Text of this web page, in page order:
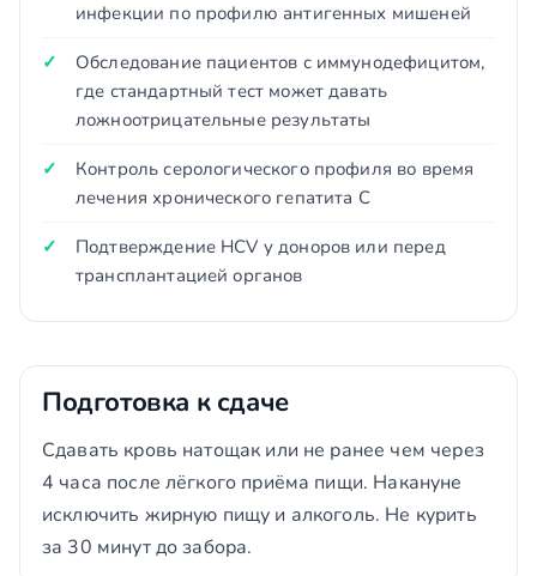
инфекции по профилю антигенных мишеней
Обследование пациентов с иммунодефицитом,
где стандартный тест может давать
ложноотрицательные результаты
Контроль серологического профиля во время
лечения хронического гепатита C
Подтверждение HCV у доноров или перед
трансплантацией органов
Подготовка к сдаче
Сдавать кровь натощак или не ранее чем через
4 часа после лёгкого приёма пищи. Накануне
исключить жирную пищу и алкоголь. Не курить
за 30 минут до забора.